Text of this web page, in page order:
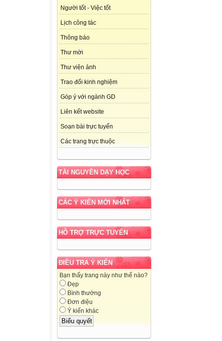
Người tốt - Việc tốt
Lịch công tác
Thông báo
Thư mời
Thư viện ảnh
Trao đổi kinh nghiệm
Góp ý với ngành GD
Liên kết website
Soạn bài trực tuyến
Các trang trực thuộc
TÀI NGUYÊN DẠY HỌC
CÁC Ý KIẾN MỚI NHẤT
HỖ TRỢ TRỰC TUYẾN
ĐIỀU TRA Ý KIẾN
Bạn thấy trang này như thế nào?
Đẹp
Bình thường
Đơn điệu
Ý kiến khác